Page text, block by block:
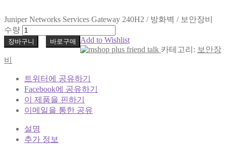
Juniper Networks Services Gateway 240H2 / 방화벽 / 보안장비
수량
장바구니 바로구매
Add to Wishlist
카테고리: 보안장
비
트위터에 공유하기
Facebook에 공유하기
이 제품을 핀하기
이메일을 통한 공유
설명
추가 정보